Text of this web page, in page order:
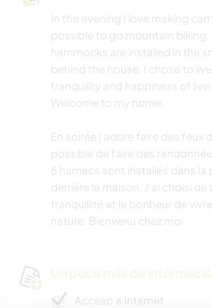
In the evening I love making
possible to go mountain biking.
hammocks are installed in the
behind the house. I chose to
tranquility and happiness of
Welcome to my home.
En soirée j'adore faire des feux
possible de faire des
6 hamacs sont installés dans
derrière la maison. J'ai choisi de
tranquillité et le bonheur de
nature. Bienvenu chez moi.
Un poco más de
Acceso a Internet